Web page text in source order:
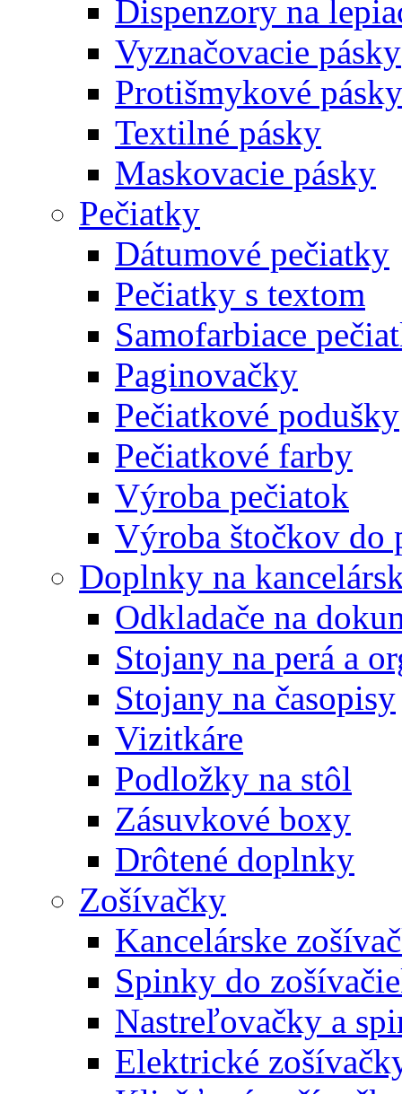
Dispenzory na
Vyznačovacie pásky
Protišmykové pásky
Textilné pásky
Maskovacie pásky
Pečiatky
Dátumové pečiatky
Pečiatky s textom
Samofarbiace
Paginovačky
Pečiatkové podušky
Pečiatkové farby
Výroba pečiatok
Výroba štočkov do
Doplnky na
Odkladače na
Stojany na perá a
Stojany na časopisy
Vizitkáre
Podložky na stôl
Zásuvkové boxy
Drôtené doplnky
Zošívačky
Kancelárske
Spinky do
Nastreľovačky a
Elektrické